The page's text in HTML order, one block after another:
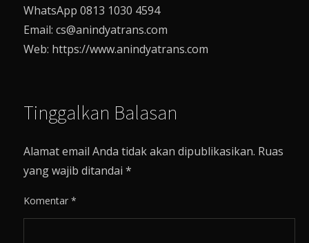
WhatsApp 0813 1030 4594
Email: cs@anindyatrans.com
Web: https://www.anindyatrans.com
Tinggalkan Balasan
Alamat email Anda tidak akan dipublikasikan. Ruas
yang wajib ditandai*
Komentar*